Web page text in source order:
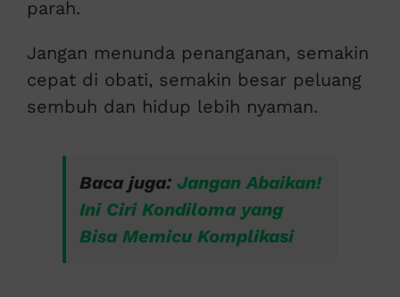
parah.
Jangan menunda penanganan, semakin
cepat di obati, semakin besar peluang
sembuh dan hidup lebih nyaman.
Baca juga: Jangan Abaikan!
Ini Ciri Kondiloma yang
Bisa Memicu Komplikasi